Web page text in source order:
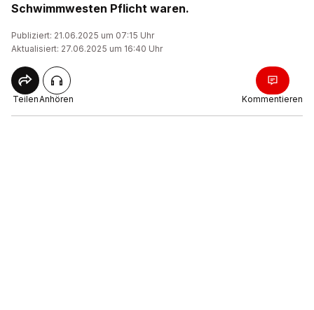
Schwimmwesten Pflicht waren.
Publiziert: 21.06.2025 um 07:15 Uhr
Aktualisiert: 27.06.2025 um 16:40 Uhr
TeilenAnhören Kommentieren